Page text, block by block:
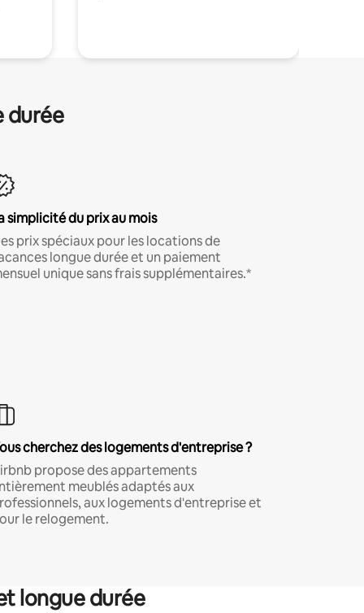
durée
simplicité du prix au mois
prix spéciaux pour les locations de
longue durée et un paiement
unique sans frais supplémentaires.*
cherchez des logements d'entreprise ?
propose des appartements
meublés adaptés aux
aux logements d'entreprise et
le relogement.
longue durée